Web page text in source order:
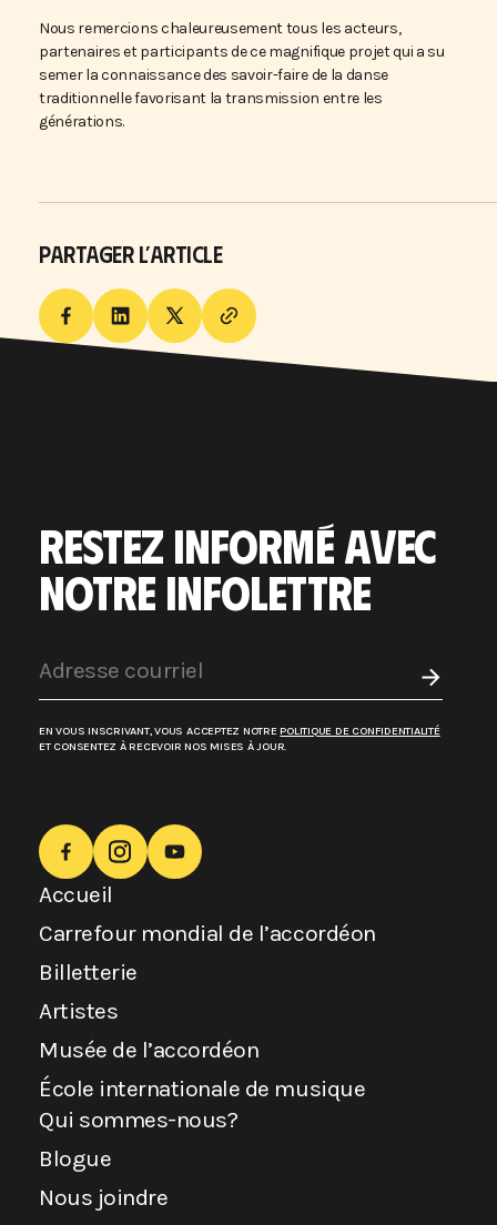
Nous remercions chaleureusement tous les acteurs,
partenaires et participants de ce magnifique projet qui a su
semer la connaissance des savoir-faire de la danse
traditionnelle favorisant la transmission entre les
générations.
PARTAGER L’ARTICLE
RESTEZ INFORMÉ AVEC
NOTRE INFOLETTRE
EN VOUS INSCRIVANT, VOUS ACCEPTEZ NOTRE POLITIQUE DE CONFIDENTIALITÉ
ET CONSENTEZ À RECEVOIR NOS MISES À JOUR.
Accueil
Carrefour mondial de l’accordéon
Billetterie
Artistes
Musée de l’accordéon
École internationale de musique
Qui sommes-nous?
Blogue
Nous joindre